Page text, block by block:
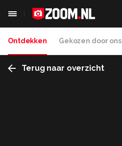
Ontdekken Gekozen door ons
Terug naar overzicht